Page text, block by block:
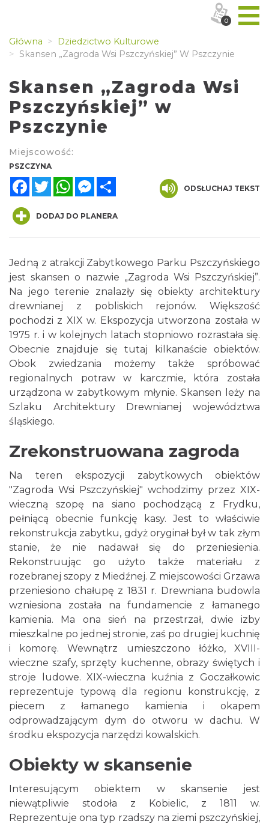
Główna
Dziedzictwo Kulturowe
Skansen „Zagroda Wsi Pszczyńskiej” W Pszczynie
Skansen „Zagroda Wsi
Pszczyńskiej” w
Pszczynie
Miejscowość:
PSZCZYNA
FacebookTwitterWhatsAppMessenger
ODSŁUCHAJ TEKST
DODAJ DO PLANERA
Jedną z atrakcji Zabytkowego Parku Pszczyńskiego
jest skansen o nazwie „Zagroda Wsi Pszczyńskiej”.
Na jego terenie znalazły się obiekty architektury
drewnianej z pobliskich rejonów. Większość
pochodzi z XIX w. Ekspozycja utworzona została w
1975 r. i w kolejnych latach stopniowo rozrastała się.
Obecnie znajduje się tutaj kilkanaście obiektów.
Obok zwiedzania możemy także spróbować
regionalnych potraw w karczmie, która została
urządzona w zabytkowym młynie. Skansen leży na
Szlaku Architektury Drewnianej województwa
śląskiego.
Zrekonstruowana zagroda
Na teren ekspozycji zabytkowych obiektów
"Zagroda Wsi Pszczyńskiej" wchodzimy przez XIX-
wieczną szopę na siano pochodzącą z Frydku,
pełniącą obecnie funkcję kasy. Jest to właściwie
rekonstrukcja zabytku, gdyż oryginał był w tak złym
stanie, że nie nadawał się do przeniesienia.
Rekonstruując go użyto także materiału z
rozebranej szopy z Miedźnej. Z miejscowości Grzawa
przeniesiono chałupę z 1831 r. Drewniana budowla
wzniesiona została na fundamencie z łamanego
kamienia. Ma ona sień na przestrzał, dwie izby
mieszkalne po jednej stronie, zaś po drugiej kuchnię
i komorę. Wewnątrz umieszczono łóżko, XVIII-
wieczne szafy, sprzęty kuchenne, obrazy świętych i
stroje ludowe. XIX-wieczna kuźnia z Goczałkowic
reprezentuje typową dla regionu konstrukcję, z
piecem z łamanego kamienia i okapem
odprowadzającym dym do otworu w dachu. W
środku ekspozycja narzędzi kowalskich.
Obiekty w skansenie
Interesującym obiektem w skansenie jest
niewątpliwie stodoła z Kobielic, z 1811 w.
Reprezentuje ona typ rzadszy na ziemi pszczyńskiej,
0